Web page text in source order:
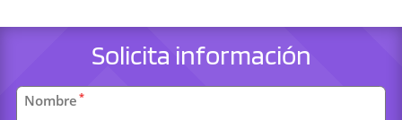
Solicita información
Datos
personales
Nombre *